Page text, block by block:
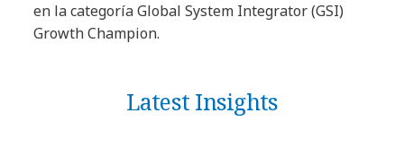
en la categoría Global System Integrator (GSI)
Growth Champion.
Latest Insights